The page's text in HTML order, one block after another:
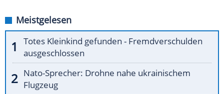
Meistgelesen
Totes Kleinkind gefunden - Fremdverschulden
ausgeschlossen
Nato-Sprecher: Drohne nahe ukrainischem
Flugzeug